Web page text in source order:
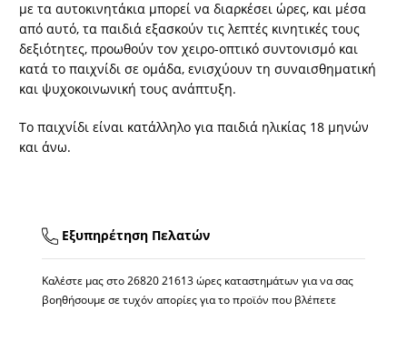
με τα αυτοκινητάκια μπορεί να διαρκέσει ώρες, και μέσα
από αυτό, τα παιδιά εξασκούν τις λεπτές κινητικές τους
δεξιότητες, προωθούν τον χειρο-οπτικό συντονισμό και
κατά το παιχνίδι σε ομάδα, ενισχύουν τη συναισθηματική
και ψυχοκοινωνική τους ανάπτυξη.
Το παιχνίδι είναι κατάλληλο για παιδιά ηλικίας 18 μηνών
και άνω.
Εξυπηρέτηση Πελατών
Καλέστε μας στο26820 21613ώρες καταστημάτων για να σας
βοηθήσουμε σε τυχόν απορίες για το προϊόν που βλέπετε